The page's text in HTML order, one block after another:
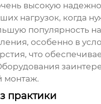
высокую
нагрузок, когда
популярность
особенно в
что
монтаж.
практики